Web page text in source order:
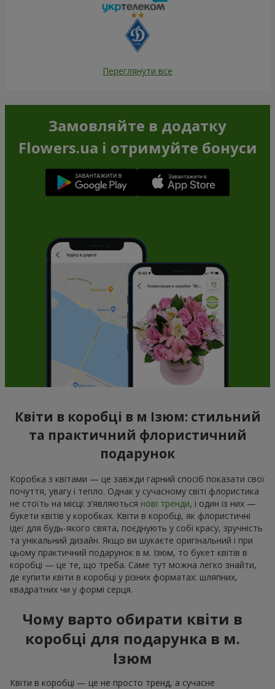
Переглянути все
Замовляйте в додатку
Flowers.ua і отримуйте бонуси
Квіти в коробці в м Ізюм: стильний
та практичний флористичний
подарунок
Коробка з квітами — це завжди гарний спосіб показати свої
почуття, увагу і тепло. Однак у сучасному світі флористика
не стоїть на місці: з’являються нові тренди, і один із них —
букети квітів у коробках. Квіти в коробці, як флористичні
ідеї для будь-якого свята, поєднують у собі красу, зручність
та унікальний дизайн. Якщо ви шукаєте оригінальний і при
цьому практичний подарунок в м. Ізюм, то букет квітів в
коробці — це те, що треба. Саме тут можна легко знайти,
де купити квіти в коробці у різних форматах: шляпних,
квадратних чи у формі серця.
Чому варто обирати квіти в
коробці для подарунка в м.
Ізюм
Квіти в коробці — це не просто тренд, а сучасне